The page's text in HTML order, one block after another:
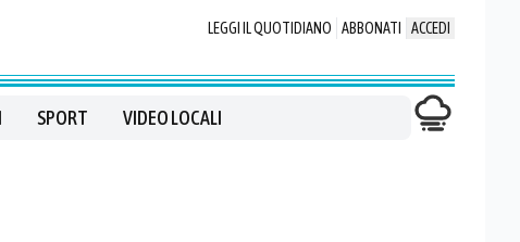
LEGGI IL QUOTIDIANO ABBONATI ACCEDI
SPORT VIDEO LOCALI